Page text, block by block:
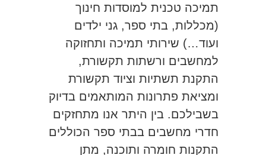
תמיכה טכנית למוסדות חינוך
(מכללות, בתי ספר, גני ילדים
ועוד…) שירותי תמיכה ותחזוקה
למחשבים ורשתות תקשורת,
התקנת תשתיות וציוד תקשורת
ומציאת פתרונות המותאמים בדיוק
בשבילכם. בין היתר אנו מתחזקים
חדרי מחשבים בבתי ספר הכוללים
התקנות חומרה ותוכנה, מתן